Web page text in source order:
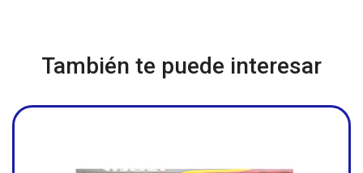
También te puede interesar